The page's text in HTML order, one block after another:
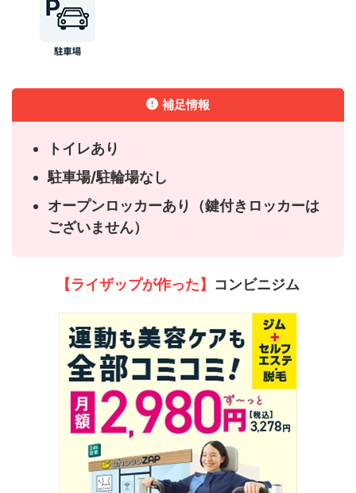
補足情報
トイレあり
駐車場/駐輪場なし
オープンロッカーあり（鍵付きロッカーは
ございません）
【ライザップが作った】 コンビニジム